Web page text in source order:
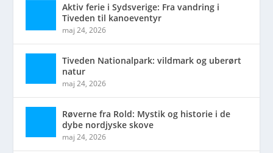
Aktiv ferie i Sydsverige: Fra vandring i
Tiveden til kanoeventyr
maj 24, 2026
Tiveden Nationalpark: vildmark og uberørt
natur
maj 24, 2026
Røverne fra Rold: Mystik og historie i de
dybe nordjyske skove
maj 24, 2026